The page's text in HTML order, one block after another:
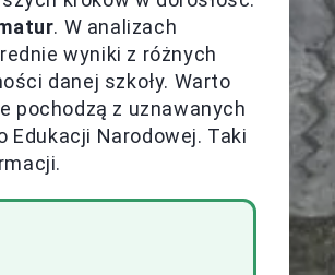
. W analizach
wyniki z różnych
danej szkoły. Warto
pochodzą z uznawanych
Narodowej. Taki